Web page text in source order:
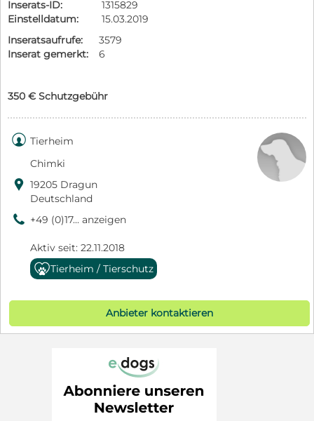
Inserats-ID:
1315829
Einstelldatum:
15.03.2019
Inseratsaufrufe:
3579
Inserat gemerkt:
6
350 € Schutzgebühr
 Tierheim
Chimki
 19205 Dragun
Deutschland
9 +49 (0)17... anzeigen
Aktiv seit: 22.11.2018
Tierheim / Tierschutz
Anbieter kontaktieren